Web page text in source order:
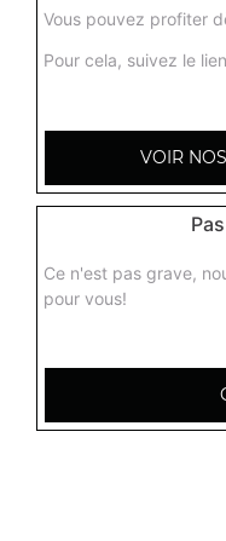
Vous pouvez profiter
Pour cela, suivez le
VOIR
Ce n'est pas grave,
pour vous!